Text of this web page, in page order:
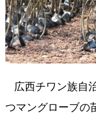
広西チワン族自
つマングローブの